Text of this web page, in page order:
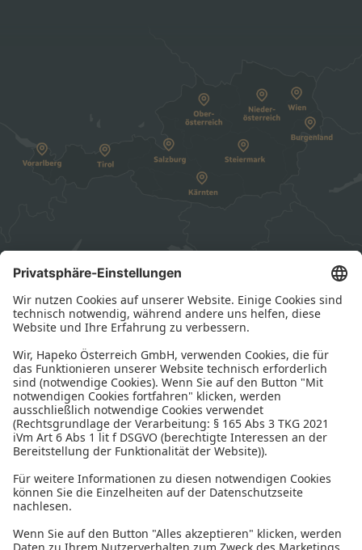
HAPEKO – Personalberatung für den Mittelstand in
Österreich
HAPEKO Österreich bietet kompetentePersonalberatungin
Kombination mit lokaler Präsenz in ganz Österreich. Finden
Sie denStandort in Ihrer Nähe fürVerbindungen, die einfach
passen.
Sie finden uns an unseren Standorten inSalzburgundWien.
Außerdem sind wir in folgenden Bundesländern für Sie da:
Vorarlberg, BurgenlandundTirol.